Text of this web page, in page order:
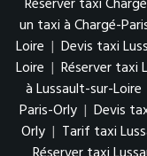
un taxi à Chargé-
Loire | Devis taxi
Loire | Réserver taxi
à Lussault-sur-Loire
Paris-Orly | Devis
Orly | Tarif taxi